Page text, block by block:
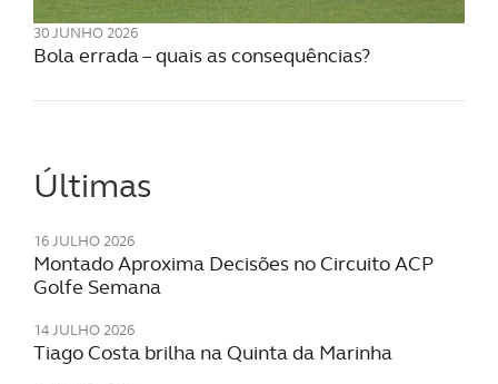
30 JUNHO 2026
Bola errada – quais as consequências?
Últimas
16 JULHO 2026
Montado Aproxima Decisões no Circuito ACP
Golfe Semana
14 JULHO 2026
Tiago Costa brilha na Quinta da Marinha